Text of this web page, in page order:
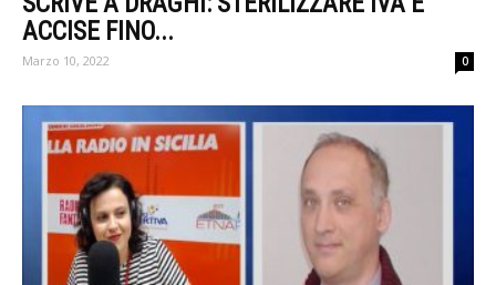
ACCISE FINO...
Marzo 10, 2022 0